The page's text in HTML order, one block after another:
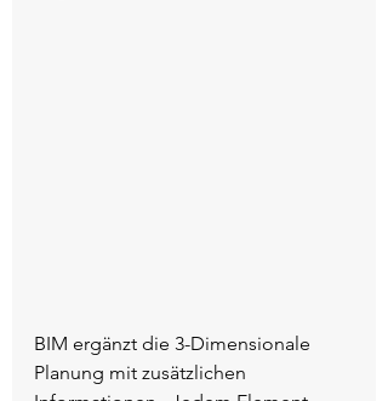
BIM ergänzt die 3-Dimensionale
Planung mit zusätzlichen